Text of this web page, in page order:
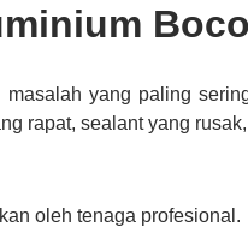
masalah yang paling
rapat, sealant yang
oleh tenaga profesional.